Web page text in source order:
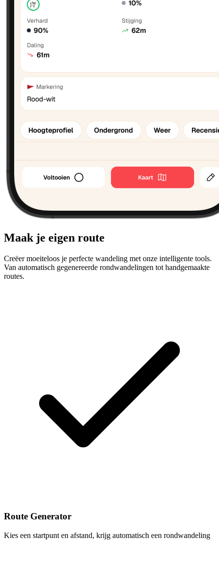
Maak je eigen route
Creëer moeiteloos je perfecte wandeling met onze intelligente tools.
Van automatisch gegenereerde rondwandelingen tot handgemaakte
routes.
Route Generator
Kies een startpunt en afstand, krijg automatisch een rondwandeling